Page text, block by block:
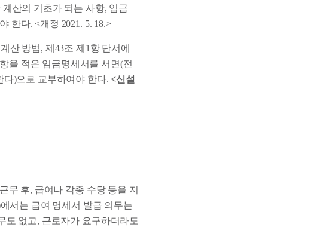
산의 기초가 되는 사항, 임금
한다. <개정 2021. 5. 18.>
산 방법, 제43조 제1항 단서에
을 적은 임금명세서를 서면(전
다)으로 교부하여야 한다.<신설
무 후, 급여나 각종 수당 등을 지
서는 급여 명세서 발급 의무는
도 없고, 근로자가 요구하더라도